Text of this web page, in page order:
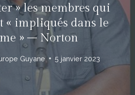
» les membres qui
« impliqués dans le
» – Norton
Guyane 5 janvier 2023